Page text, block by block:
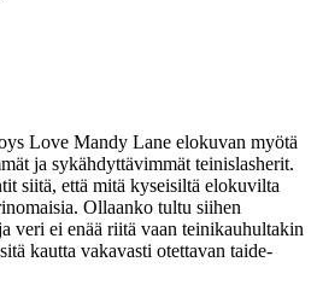
Love Mandy Lane elokuvan myötä
ja sykähdyttävimmät teinislasherit.
siitä, että mitä kyseisiltä elokuvilta
Ollaanko tultu siihen
veri ei enää riitä vaan teinikauhultakin
kautta vakavasti otettavan taide-